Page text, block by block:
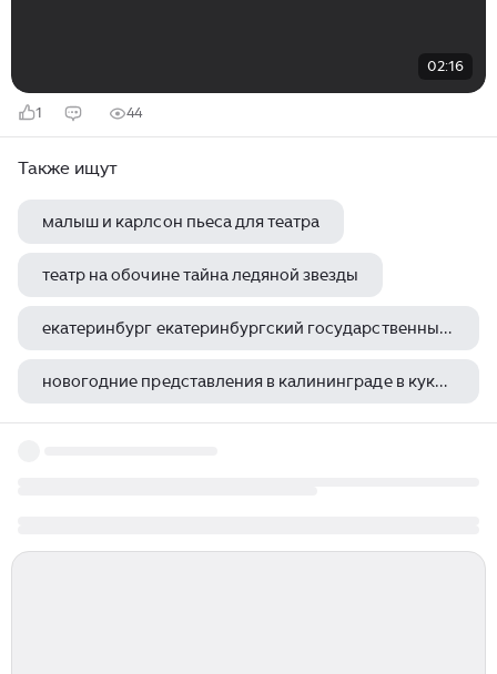
02:16
1 44
Также ищут
малыш и карлсон пьеса для театра
театр на обочине тайна ледяной звезды
екатеринбург екатеринбургский государственный академический театр оперы и балета
новогодние представления в калининграде в кукольный театр